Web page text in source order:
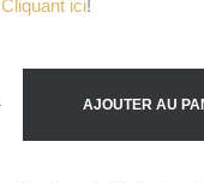
Cliquant ici!
AJOUTER AU